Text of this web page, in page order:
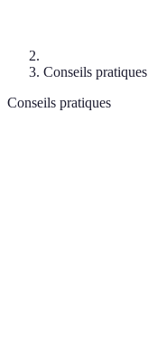
Conseils pratiques
Conseils pratiques